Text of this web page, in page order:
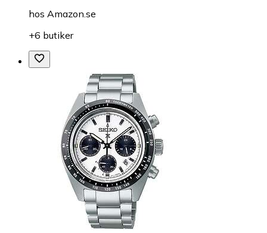
hos Amazon.se
+6 butiker